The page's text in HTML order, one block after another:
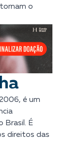
o
é um
Brasil. É
direitos das